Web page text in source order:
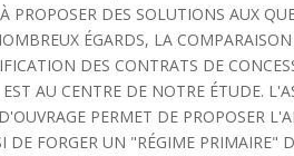
PROPOSER DES SOLUTIONS AUX
ÉGARDS, LA
DES CONTRATS DE
AU CENTRE DE NOTRE ÉTUDE.
PERMET DE PROPOSER
DE FORGER UN "RÉGIME PRIMAIRE"